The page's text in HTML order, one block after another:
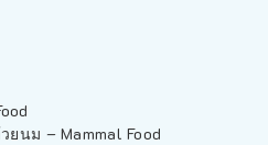
ยนม – Mammal Food